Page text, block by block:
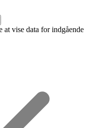
vise data for indgående